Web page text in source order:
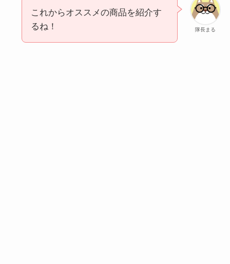
隊長まる
これからオススメの商品を紹介す
るね！